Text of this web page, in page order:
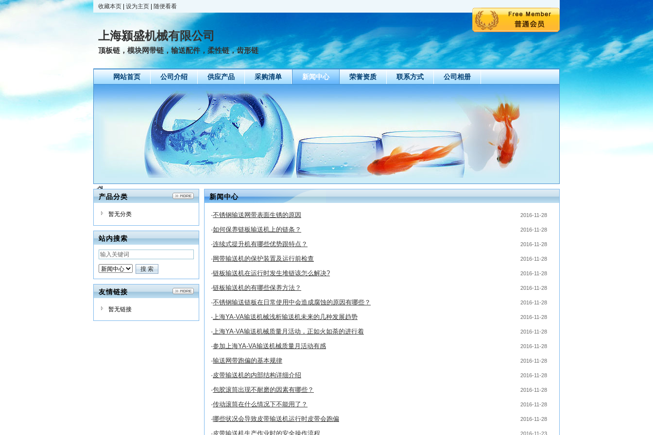
收藏本页 设为主页 随便看看
上海颍盛机械有限公司
顶板链，模块网带链，输送配件，柔性链，齿形链
网站首页 公司介绍 供应产品 采购清单 新闻中心 荣誉资质 联系方式 公司相册
产品分类
暂无分类
站内搜索
友情链接
暂无链接
新闻中心
·不锈钢输送网带表面生锈的原因 2016-11-28
·如何保养链板输送机上的链条？ 2016-11-28
·连续式提升机有哪些优势跟特点？ 2016-11-28
· 网带输送机的保护装置及运行前检查 2016-11-28
·链板输送机在运行时发生堆链该怎么解决? 2016-11-28
·链板输送机的有哪些保养方法？ 2016-11-28
·不锈钢输送链板在日常使用中会造成腐蚀的原因有哪些？ 2016-11-28
·上海YA-VA输送机械浅析输送机未来的几种发展趋势 2016-11-28
·上海YA-VA输送机械质量月活动，正如火如荼的进行着 2016-11-28
·参加上海YA-VA输送机械质量月活动有感 2016-11-28
·输送网带跑偏的基本规律 2016-11-28
·皮带输送机的内部结构详细介绍 2016-11-28
·包胶滚筒出现不耐磨的因素有哪些？ 2016-11-28
·传动滚筒在什么情况下不能用了？ 2016-11-28
·哪些状况会导致皮带输送机运行时皮带会跑偏 2016-11-28
· 皮带输送机生产作业时的安全操作流程 2016-11-23